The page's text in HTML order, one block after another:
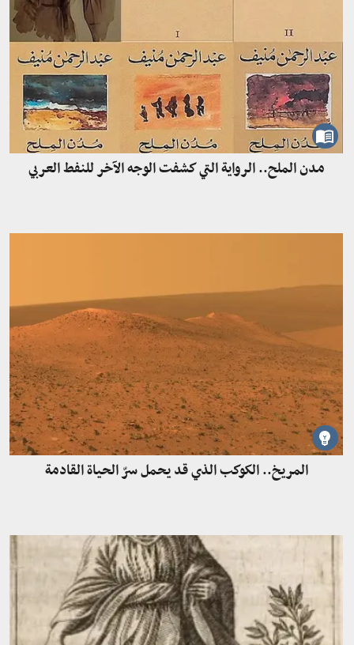
مدن الملح.. الرواية التي كشفت الوجه الآخر للنفط العربي
المريخ.. الكوكب الذي قد يحمل سرّ الحياة القادمة